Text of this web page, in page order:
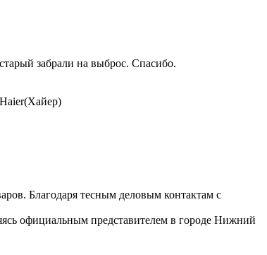
забрали на выброс. Спасибо.
Благодаря тесным деловым контактам с
официальным представителем в городе Нижний